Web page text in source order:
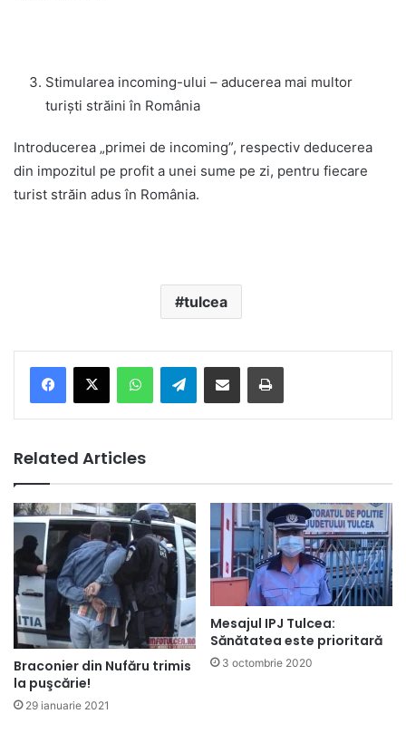
Stimularea incoming-ului – aducerea mai multor
turiști străini în România
Introducerea „primei de incoming”, respectiv deducerea
din impozitul pe profit a unei sume pe zi, pentru fiecare
turist străin adus în România.
tulcea
Telegram
Related Articles
Braconier din Nufăru trimis
la puşcărie!
29 ianuarie 2021
Mesajul IPJ Tulcea:
Sănătatea este prioritară
3 octombrie 2020